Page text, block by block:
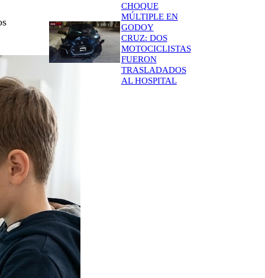
CHOQUE
MÚLTIPLE EN
GODOY
CRUZ: DOS
MOTOCICLISTAS
FUERON
TRASLADADOS
AL HOSPITAL